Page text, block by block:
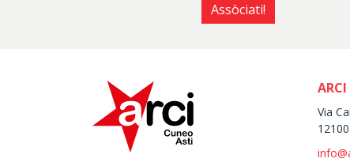
Assòciati!
Via